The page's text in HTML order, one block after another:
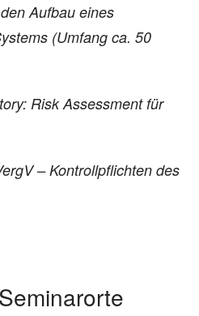
Aufbau eines
(Umfang ca. 50
Risk Assessment für
– Kontrollpflichten des